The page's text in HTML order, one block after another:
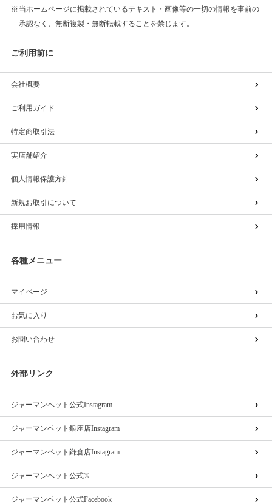
当ホームページに掲載されているテキスト・画像等の一切の情報を事前の
承認なく、無断複製・無断転載することを禁じます。
ご利用前に
会社概要
ご利用ガイド
特定商取引法
実店舗紹介
個人情報保護方針
新規お取引について
採用情報
各種メニュー
マイページ
お気に入り
お問い合わせ
外部リンク
ジャーマンペット公式Instagram
ジャーマンペット銀座店Instagram
ジャーマンペット鎌倉店Instagram
ジャーマンペット公式𝕏
ジャーマンペット公式Facebook